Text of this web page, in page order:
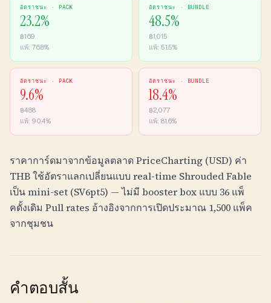
อัตราชนะ · PACK
23.2%
฿169
แพ้: 76.8%
อัตราชนะ · BUNDLE
48.5%
฿1,015
แพ้: 51.5%
อัตราชนะ · PACK
9.6%
฿488
แพ้: 90.4%
อัตราชนะ · BUNDLE
18.4%
฿2,077
แพ้: 81.6%
ราคาการ์ดมาจากข้อมูลตลาด PriceCharting (USD) ค่า
THBใช้อัตราแลกเปลี่ยนแบบ real-time Shrouded Fable
เป็น mini-set (SV6pt5) — ไม่มี booster box แบบ 36 แพ็
คดั้งเดิม Pull rates อ้างอิงจากการเปิดประมาณ 1,500 แพ็ค
จากชุมชน
คำตอบสั้น